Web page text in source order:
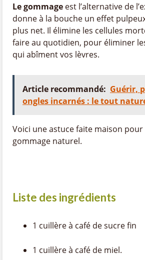
Le gommage est l’alternative de
donne à la bouche un effet
plus net. Il élimine les cellules
faire au quotidien, pour éliminer
qui abîment vos lèvres.
Article recommandé: Guérir,
ongles incarnés : le tout
Voici une astuce faite maison
gommage naturel.
Liste des ingrédients
1 cuillère à café de sucre fin
1 cuillère à café de miel.